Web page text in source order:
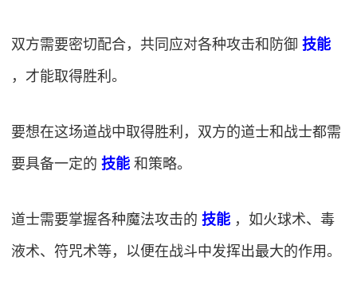
双方需要密切配合，共同应对各种攻击和防御 技能
，才能取得胜利。
要想在这场道战中取得胜利，双方的道士和战士都需
要具备一定的 技能 和策略。
道士需要掌握各种魔法攻击的 技能 ，如火球术、毒
液术、符咒术等，以便在战斗中发挥出最大的作用。